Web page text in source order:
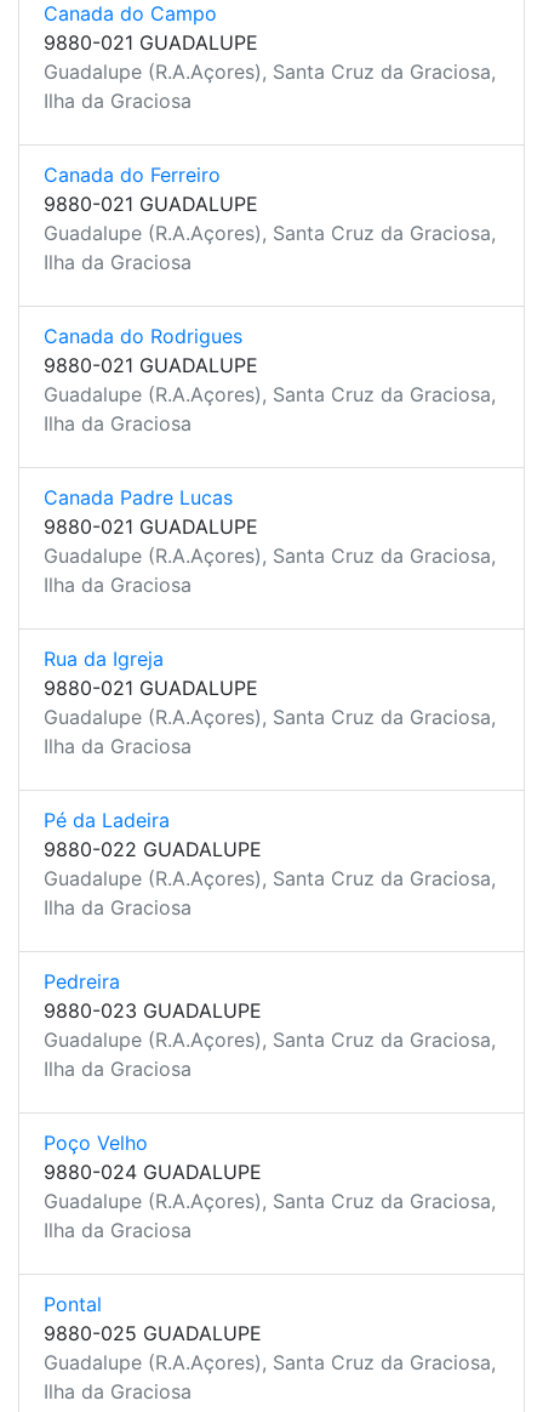
Canada do Campo
9880-021 GUADALUPE
Guadalupe (R.A.Açores), Santa Cruz da Graciosa,
Ilha da Graciosa
Canada do Ferreiro
9880-021 GUADALUPE
Guadalupe (R.A.Açores), Santa Cruz da Graciosa,
Ilha da Graciosa
Canada do Rodrigues
9880-021 GUADALUPE
Guadalupe (R.A.Açores), Santa Cruz da Graciosa,
Ilha da Graciosa
Canada Padre Lucas
9880-021 GUADALUPE
Guadalupe (R.A.Açores), Santa Cruz da Graciosa,
Ilha da Graciosa
Rua da Igreja
9880-021 GUADALUPE
Guadalupe (R.A.Açores), Santa Cruz da Graciosa,
Ilha da Graciosa
Pé da Ladeira
9880-022 GUADALUPE
Guadalupe (R.A.Açores), Santa Cruz da Graciosa,
Ilha da Graciosa
Pedreira
9880-023 GUADALUPE
Guadalupe (R.A.Açores), Santa Cruz da Graciosa,
Ilha da Graciosa
Poço Velho
9880-024 GUADALUPE
Guadalupe (R.A.Açores), Santa Cruz da Graciosa,
Ilha da Graciosa
Pontal
9880-025 GUADALUPE
Guadalupe (R.A.Açores), Santa Cruz da Graciosa,
Ilha da Graciosa